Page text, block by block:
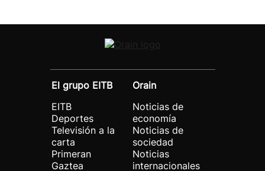
El grupo EITB
EITB
Deportes
Televisión a la
carta
Primeran
Gaztea
Orain
Noticias de
economía
Noticias de
sociedad
Noticias
internacionales